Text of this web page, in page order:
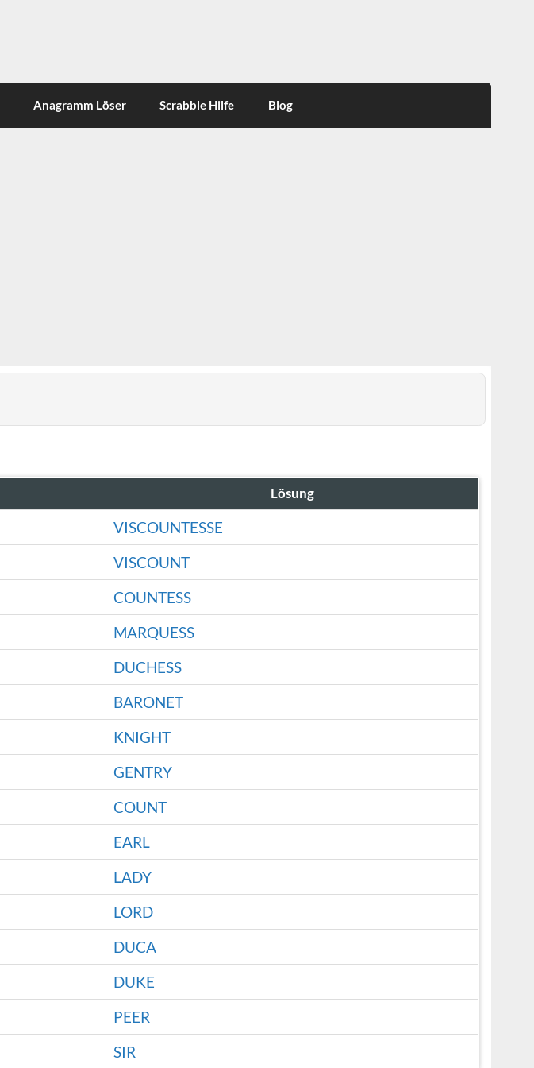
Anagramm Löser Scrabble Hilfe Blog
Lösung
VISCOUNTESSE
VISCOUNT
COUNTESS
MARQUESS
DUCHESS
BARONET
KNIGHT
GENTRY
COUNT
EARL
LADY
LORD
DUCA
DUKE
PEER
SIR